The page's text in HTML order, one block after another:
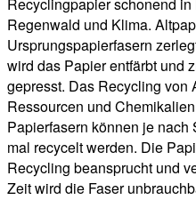
Recyclingpapier schonend
Regenwald und Klima.
Ursprungspapierfasern
wird das Papier entfärbt und
gepresst. Das Recycling von
Ressourcen und
Papierfasern können je
mal recycelt werden. Die
Recycling beansprucht und
Zeit wird die Faser